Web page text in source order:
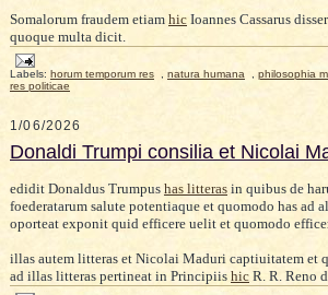
Somalorum fraudem etiam hic Ioannes Cassarus
quoque multa dicit.
Labels: horum temporum res natura humana philosophia
res politicae
1/06/2026
Donaldi Trumpi consilia et Nicolai
edidit Donaldus Trumpus has litteras in quibus de
foederatarum salute potentiaque et quomodo has ad
oporteat exponit quid efficere uelit et quomodo
illas autem litteras et Nicolai Maduri captiuitatem et
ad illas litteras pertineat in Principiis hic R. R. Reno